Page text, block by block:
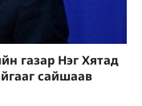
газар Нэг Хятад
сайшаав